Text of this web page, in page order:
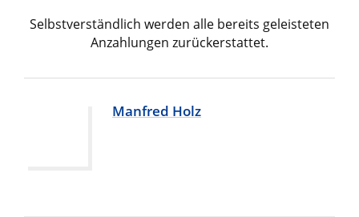
Selbstverständlich werden alle bereits geleisteten
Anzahlungen zurückerstattet.
Manfred Holz